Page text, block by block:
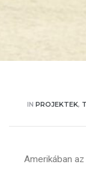
IN PROJEKTEK,
Amerikában